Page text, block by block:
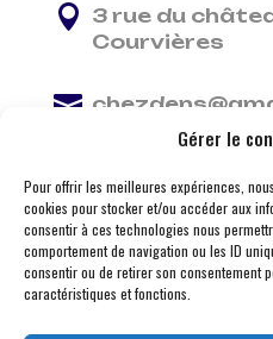
Gérer le
Pour offrir les meilleures expériences,
cookies pour stocker et/ou accéder aux
consentir à ces technologies nous
comportement de navigation ou les ID
consentir ou de retirer son consentement
caractéristiques et fonctions.
 3 rue du
Courvières
